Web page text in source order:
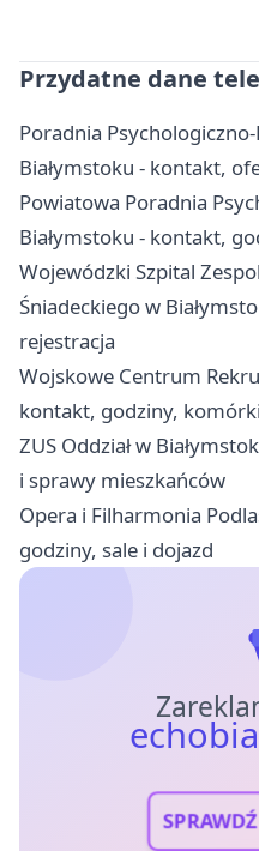
Przydatne dane
Poradnia
Białymstoku - kontakt,
Powiatowa Poradnia
Białymstoku - kontakt,
Wojewódzki Szpital
Śniadeckiego w
rejestracja
Wojskowe Centrum
kontakt, godziny,
ZUS Oddział w
i sprawy mieszkańców
Opera i Filharmonia
godziny, sale i dojazd